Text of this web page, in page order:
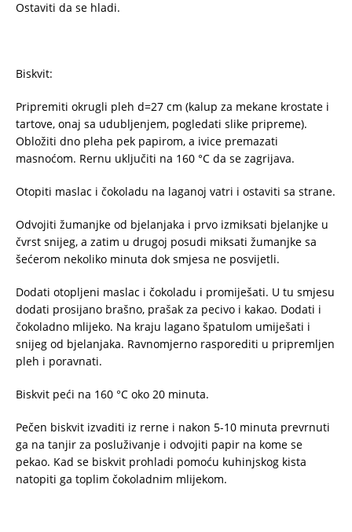
Ostaviti da se hladi.
Biskvit:
Pripremiti okrugli pleh d=27 cm (kalup za mekane krostate i
tartove, onaj sa udubljenjem, pogledati slike pripreme).
Obložiti dno pleha pek papirom, a ivice premazati
masnoćom. Rernu uključiti na 160 °C da se zagrijava.
Otopiti maslac i čokoladu na laganoj vatri i ostaviti sa strane.
Odvojiti žumanjke od bjelanjaka i prvo izmiksati bjelanjke u
čvrst snijeg, a zatim u drugoj posudi miksati žumanjke sa
šećerom nekoliko minuta dok smjesa ne posvijetli.
Dodati otopljeni maslac i čokoladu i promiješati. U tu smjesu
dodati prosijano brašno, prašak za pecivo i kakao. Dodati i
čokoladno mlijeko. Na kraju lagano špatulom umiješati i
snijeg od bjelanjaka. Ravnomjerno rasporediti u pripremljen
pleh i poravnati.
Biskvit peći na 160 °C oko 20 minuta.
Pečen biskvit izvaditi iz rerne i nakon 5-10 minuta prevrnuti
ga na tanjir za posluživanje i odvojiti papir na kome se
pekao. Kad se biskvit prohladi pomoću kuhinjskog kista
natopiti ga toplim čokoladnim mlijekom.